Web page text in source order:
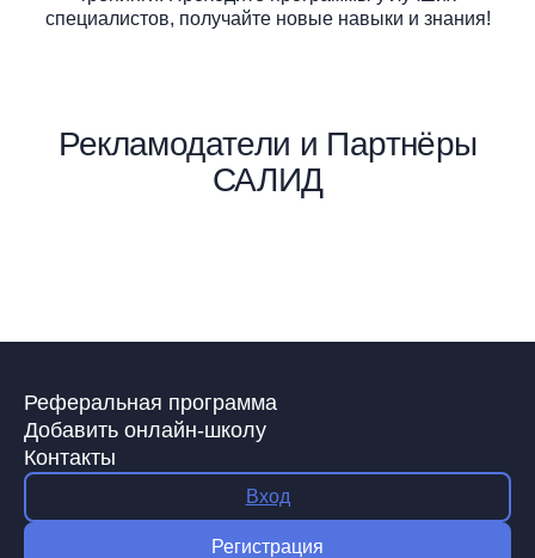
специалистов, получайте новые навыки и знания!
Рекламодатели и Партнёры
САЛИД
Реферальная программа
Добавить онлайн-школу
Контакты
Вход
Регистрация